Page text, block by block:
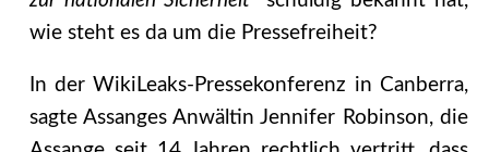
wie steht es da um die Pressefreiheit?
In der WikiLeaks-Pressekonferenz in Canberra,
sagte Assanges Anwältin Jennifer Robinson, die